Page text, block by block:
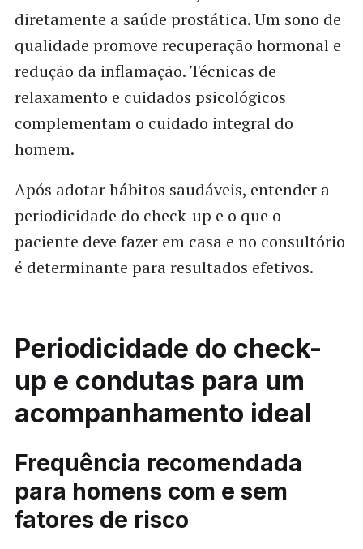
diretamente a saúde prostática. Um sono de
qualidade promove recuperação hormonal e
redução da inflamação. Técnicas de
relaxamento e cuidados psicológicos
complementam o cuidado integral do
homem.
Após adotar hábitos saudáveis, entender a
periodicidade do check-up e o que o
paciente deve fazer em casa e no consultório
é determinante para resultados efetivos.
Periodicidade do check-
up e condutas para um
acompanhamento ideal
Frequência recomendada
para homens com e sem
fatores de risco